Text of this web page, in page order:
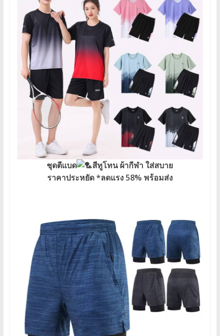
ชุดตีแบด
สีทูโทน ผ้ากีฬา ใส่สบาย
ราคาประหยัด *ลดแรง 58% พร้อมส่ง